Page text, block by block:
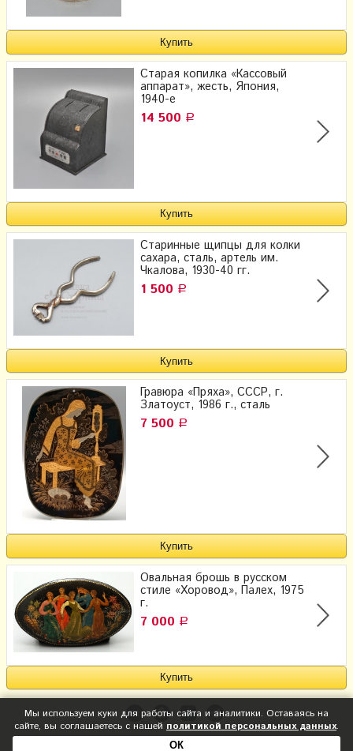
Старая копилка «Кассовый
аппарат», жесть, Япония,
1940-е
14 500 Р
Старинные щипцы для колки
сахара, сталь, артель им.
Чкалова, 1930-40 гг.
1 500 Р
Гравюра «Пряха», СССР, г.
Златоуст, 1986 г., сталь
7 500 Р
Овальная брошь в русском
стиле «Хоровод», Палех, 1975
г.
7 000 Р
Мы используем куки для работы сайта и аналитики. Оставаясь на
сайте, вы соглашаетесь с нашей политикой персональных данных.
ОК